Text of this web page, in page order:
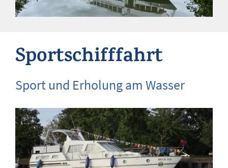
Sportschifffahrt
Sport und Erholung am Wasser